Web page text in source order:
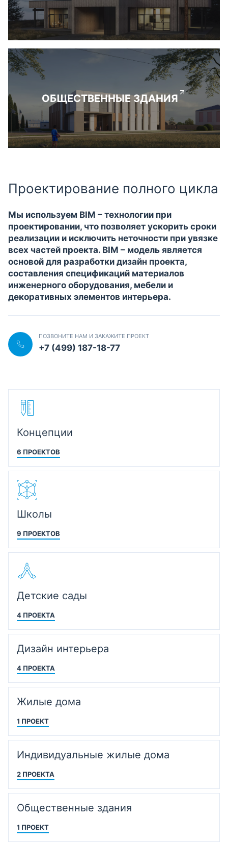
ОБЩЕСТВЕННЫЕ ЗДАНИЯ
Проектирование полного цикла
Мы используем BIM – технологии при
проектировании, что позволяет ускорить сроки
реализации и исключить неточности при увязке
всех частей проекта. BIM – модель является
основой для разработки дизайн проекта,
составления спецификаций материалов
инженерного оборудования, мебели и
декоративных элементов интерьера.
ПОЗВОНИТЕ НАМ И ЗАКАЖИТЕ ПРОЕКТ
+7 (499) 187-18-77
Концепции
6 ПРОЕКТОВ
Школы
9 ПРОЕКТОВ
Детские сады
4 ПРОЕКТА
Дизайн интерьера
4 ПРОЕКТА
Жилые дома
1 ПРОЕКТ
Индивидуальные жилые дома
2 ПРОЕКТА
Общественные здания
1 ПРОЕКТ